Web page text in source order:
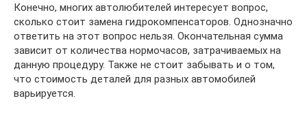
Конечно, многих автолюбителей интересует вопрос,
сколько стоит замена гидрокомпенсаторов. Однозначно
ответить на этот вопрос нельзя. Окончательная сумма
зависит от количества нормочасов, затрачиваемых на
данную процедуру. Также не стоит забывать и о том,
что стоимость деталей для разных автомобилей
варьируется.